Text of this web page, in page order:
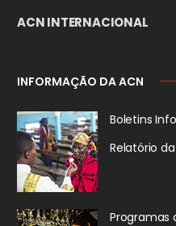
ACN INTERNACIONAL
INFORMAÇÃO DA ACN
Boletins
Relatório da
Programas